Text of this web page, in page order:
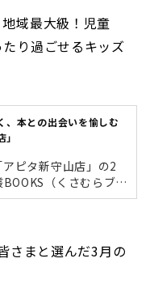
域最大級！児童
り過ごせるキッズ
、本との出会いを愉しむ
ピタ新守山店」の2
（くさむらブッ
だけにとどまらず、新
最大級の50万冊以
開催され、地域を盛
なっている書店で
さまと選んだ3月の